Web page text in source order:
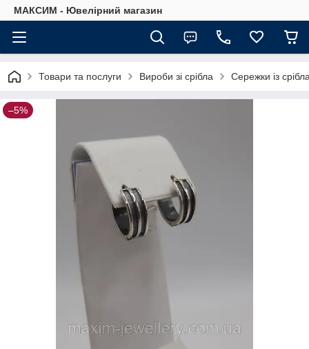
МАКСИМ - Ювелірний магазин
Товари та послуги Вироби зі срібла Сережки із
–5%